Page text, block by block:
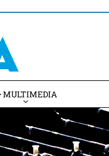
MULTIMEDIA